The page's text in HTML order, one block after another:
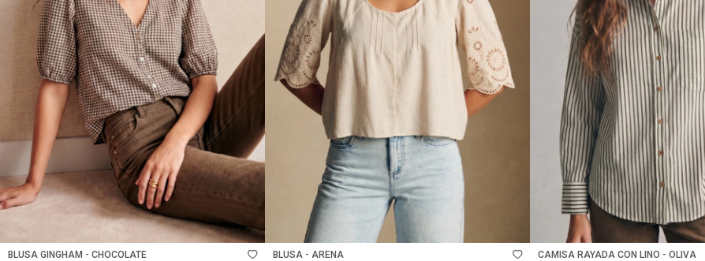
BLUSA GINGHAM - CHOCOLATE
Talle
BLUSA - ARENA CAMISA RAYADA CON LINO - OLIVA